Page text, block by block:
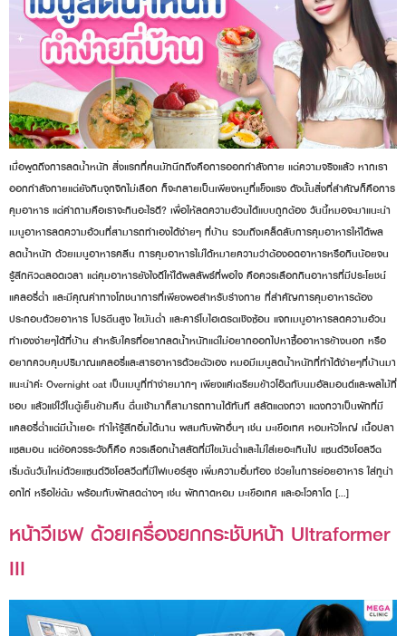
เมื่อพูดถึงการลดน้ำหนัก สิ่งแรกที่คนมักนึกถึงคือการออกกำลังกาย แต่ความจริงแล้ว หากเรา
ออกกำลังกายแต่ยังกินจุกจิกไม่เลือก ก็จะกลายเป็นเพียงหมูที่แข็งแรง ดังนั้นสิ่งที่สำคัญก็คือการ
คุมอาหาร แต่คำถามคือเราจะกินอะไรดี? เพื่อให้ลดความอ้วนได้แบบถูกต้อง วันนี้หมอจะมาแนะนำ
เมนูอาหารลดความอ้วนที่สามารถทำเองได้ง่ายๆ ที่บ้าน รวมถึงเคล็ดลับการคุมอาหารให้ได้ผล
ลดน้ำหนัก ด้วยเมนูอาหารคลีน การคุมอาหารไม่ได้หมายความว่าต้องอดอาหารหรือกินน้อยจน
รู้สึกหิวตลอดเวลา แต่คุมอาหารยังไงดีให้ได้ผลลัพธ์ที่พอใจ คือควรเลือกกินอาหารที่มีประโยชน์
แคลอรี่ต่ำ และมีคุณค่าทางโภชนาการที่เพียงพอสำหรับร่างกาย ที่สำคัญการคุมอาหารต้อง
ประกอบด้วยอาหาร โปรตีนสูง ไขมันต่ำ และคาร์โบไฮเดรตเชิงซ้อน แจกเมนูอาหารลดความอ้วน
ทำเองง่ายๆได้ที่บ้าน สำหรับใครที่อยากลดน้ำหนักแต่ไม่อยากออกไปหาซื้ออาหารข้างนอก หรือ
อยากควบคุมปริมาณแคลอรี่และสารอาหารด้วยตัวเอง หมอมีเมนูลดน้ำหนักที่ทำได้ง่ายๆที่บ้านมา
แนะนำค่ะ Overnight oat เป็นเมนูที่ทำง่ายมากๆ เพียงแค่เตรียมข้าวโอ๊ตกับนมอัลมอนด์และผลไม้ที่
ชอบ แล้วแช่ไว้ในตู้เย็นข้ามคืน ตื่นเช้ามาก็สามารถทานได้ทันที สลัดแตงกวา แตงกวาเป็นผักที่มี
แคลอรี่ต่ำแต่มีน้ำเยอะ ทำให้รู้สึกอิ่มได้นาน ผสมกับผักอื่นๆ เช่น มะเขือเทศ หอมหัวใหญ่ เนื้อปลา
แซลมอน แต่ข้อควรระวังก็คือ ควรเลือกน้ำสลัดที่มีไขมันต่ำและไม่ใส่เยอะเกินไป แซนด์วิชโฮลวีต
เริ่มต้นวันใหม่ด้วยแซนด์วิชโฮลวีตที่มีไฟเบอร์สูง เพิ่มความอิ่มท้อง ช่วยในการย่อยอาหาร ใส่ทูน่า
อกไก่ หรือไข่ต้ม พร้อมกับผักสดต่างๆ เช่น ผักกาดหอม มะเขือเทศ และอะโวคาโด […]
หน้าวีเชฟ ด้วยเครื่องยกกระชับหน้า Ultraformer
III